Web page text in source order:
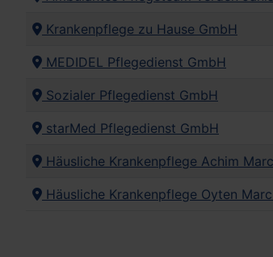
Krankenpflege zu Hause GmbH
MEDIDEL Pflegedienst GmbH
Sozialer Pflegedienst GmbH
starMed Pflegedienst GmbH
Häusliche Krankenpflege Achim
Häusliche Krankenpflege Oyten